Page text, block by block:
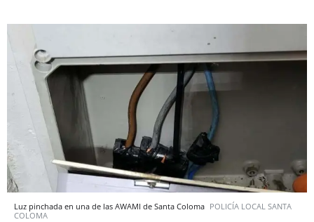
Luz pinchada en una de las AWAMI de Santa Coloma POLICÍA LOCAL SANTA
COLOMA